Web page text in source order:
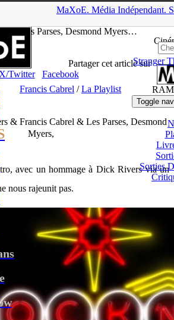
MaXoE. Média Indépendant.
Ciné
Stranger
Toggle
Sorties
& Les Parses, Desmond Myers…
Partager cet article sur
X/Twitter
Facebook
Francis Cabrel /La Playlist
& Francis Cabrel & Les Parses, Desmond
Myers,
avec un hommage à Dick Rivers via un
nous rajeunit pas.